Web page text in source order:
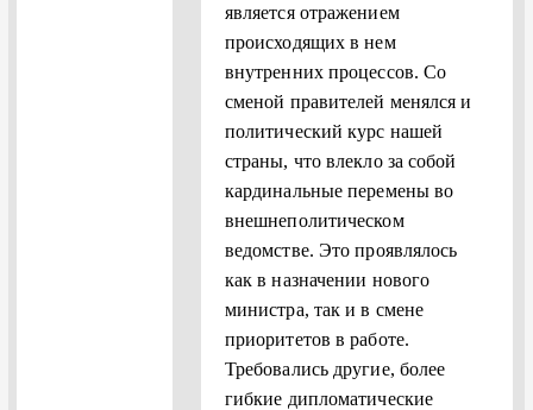
является отражением
происходящих в нем
внутренних процессов. Со
сменой правителей менялся и
политический курс нашей
страны, что влекло за собой
кардинальные перемены во
внешнеполитическом
ведомстве. Это проявлялось
как в назначении нового
министра, так и в смене
приоритетов в работе.
Требовались другие, более
гибкие дипломатические